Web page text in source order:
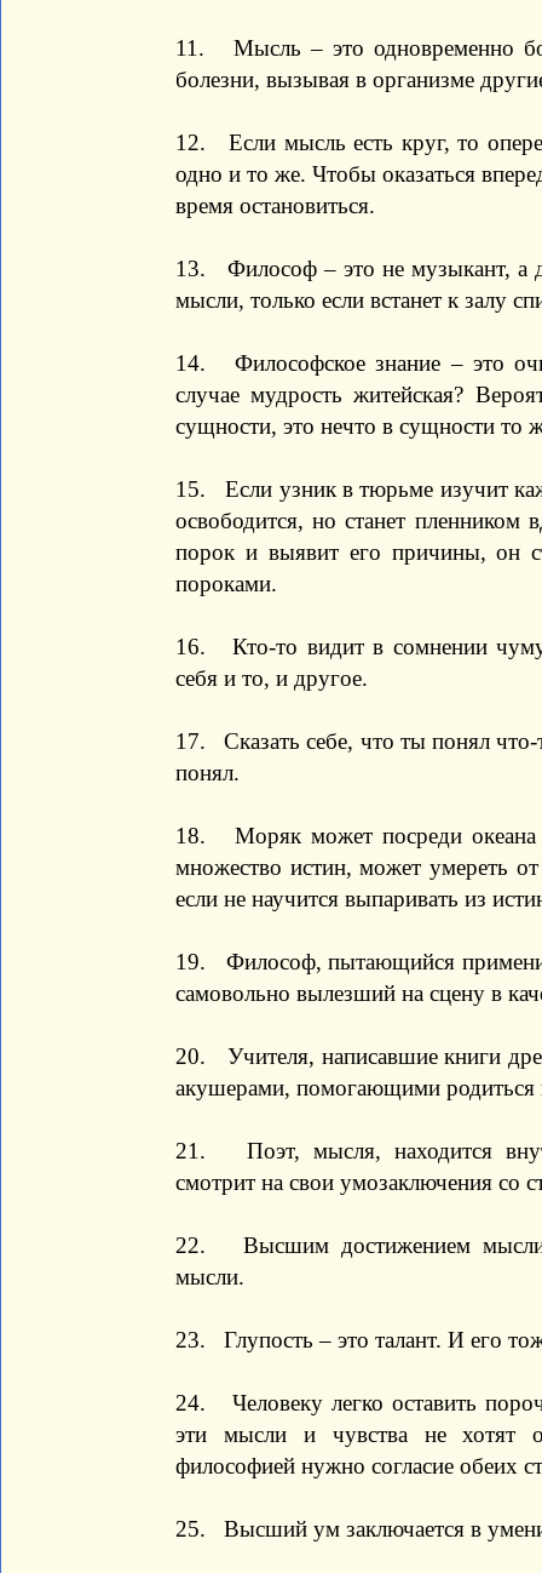
11. Мысль – это одновременно
болезни, вызывая в организме
12. Если мысль есть круг, то
одно и то же. Чтобы оказаться
время остановиться.
13. Философ – это не музыкант, а
мысли, только если встанет к залу
14. Философское знание – это
случае мудрость житейская?
сущности, это нечто в сущности то
15. Если узник в тюрьме изучит
освободится, но станет пленником
порок и выявит его причины, он
пороками.
16. Кто-то видит в сомнении
себя и то, и другое.
17. Сказать себе, что ты понял
понял.
18. Моряк может посреди
множество истин, может умереть
если не научится выпаривать из
19. Философ, пытающийся
самовольно вылезший на сцену в
20. Учителя, написавшие книги
акушерами, помогающими
21. Поэт, мысля, находится
смотрит на свои умозаключения со
22. Высшим достижением мысли
мысли.
23. Глупость – это талант. И его
24. Человеку легко оставить
эти мысли и чувства не хотят
философией нужно согласие обеих
25. Высший ум заключается в